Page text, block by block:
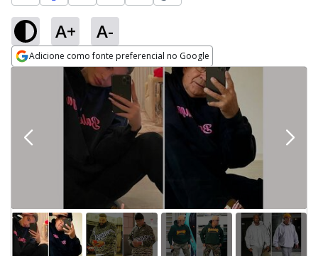
A+ A-
Adicione como fonte preferencial no Google
Opens in new window